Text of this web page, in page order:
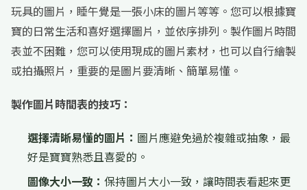
玩具的圖片，睡午覺是一張小床的圖片等等。您可以根據寶
寶的日常生活和喜好選擇圖片，並依序排列。製作圖片時間
表並不困難，您可以使用現成的圖片素材，也可以自行繪製
或拍攝照片，重要的是圖片要清晰、簡單易懂。
製作圖片時間表的技巧：
選擇清晰易懂的圖片： 圖片應避免過於複雜或抽象，最
好是寶寶熟悉且喜愛的。
圖像大小一致： 保持圖片大小一致，讓時間表看起來更